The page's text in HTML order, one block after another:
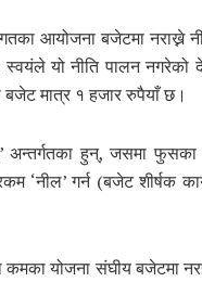
आयोजना बजेटमा नराख्ने
स्वयंले यो नीति पालन
मात्र १ हजार रुपैयाँ छ।
अन्तर्गतका हुन्, जसमा फुसका
‘नील’ गर्न (बजेट शीर्षक
कमका योजना संघीय बजेटमा